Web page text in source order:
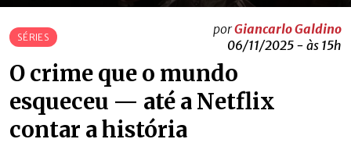
SÉRIES
porGiancarlo Galdino
06/11/2025 - às 15h
O crime que o mundo
esqueceu — até a Netflix
contar a história